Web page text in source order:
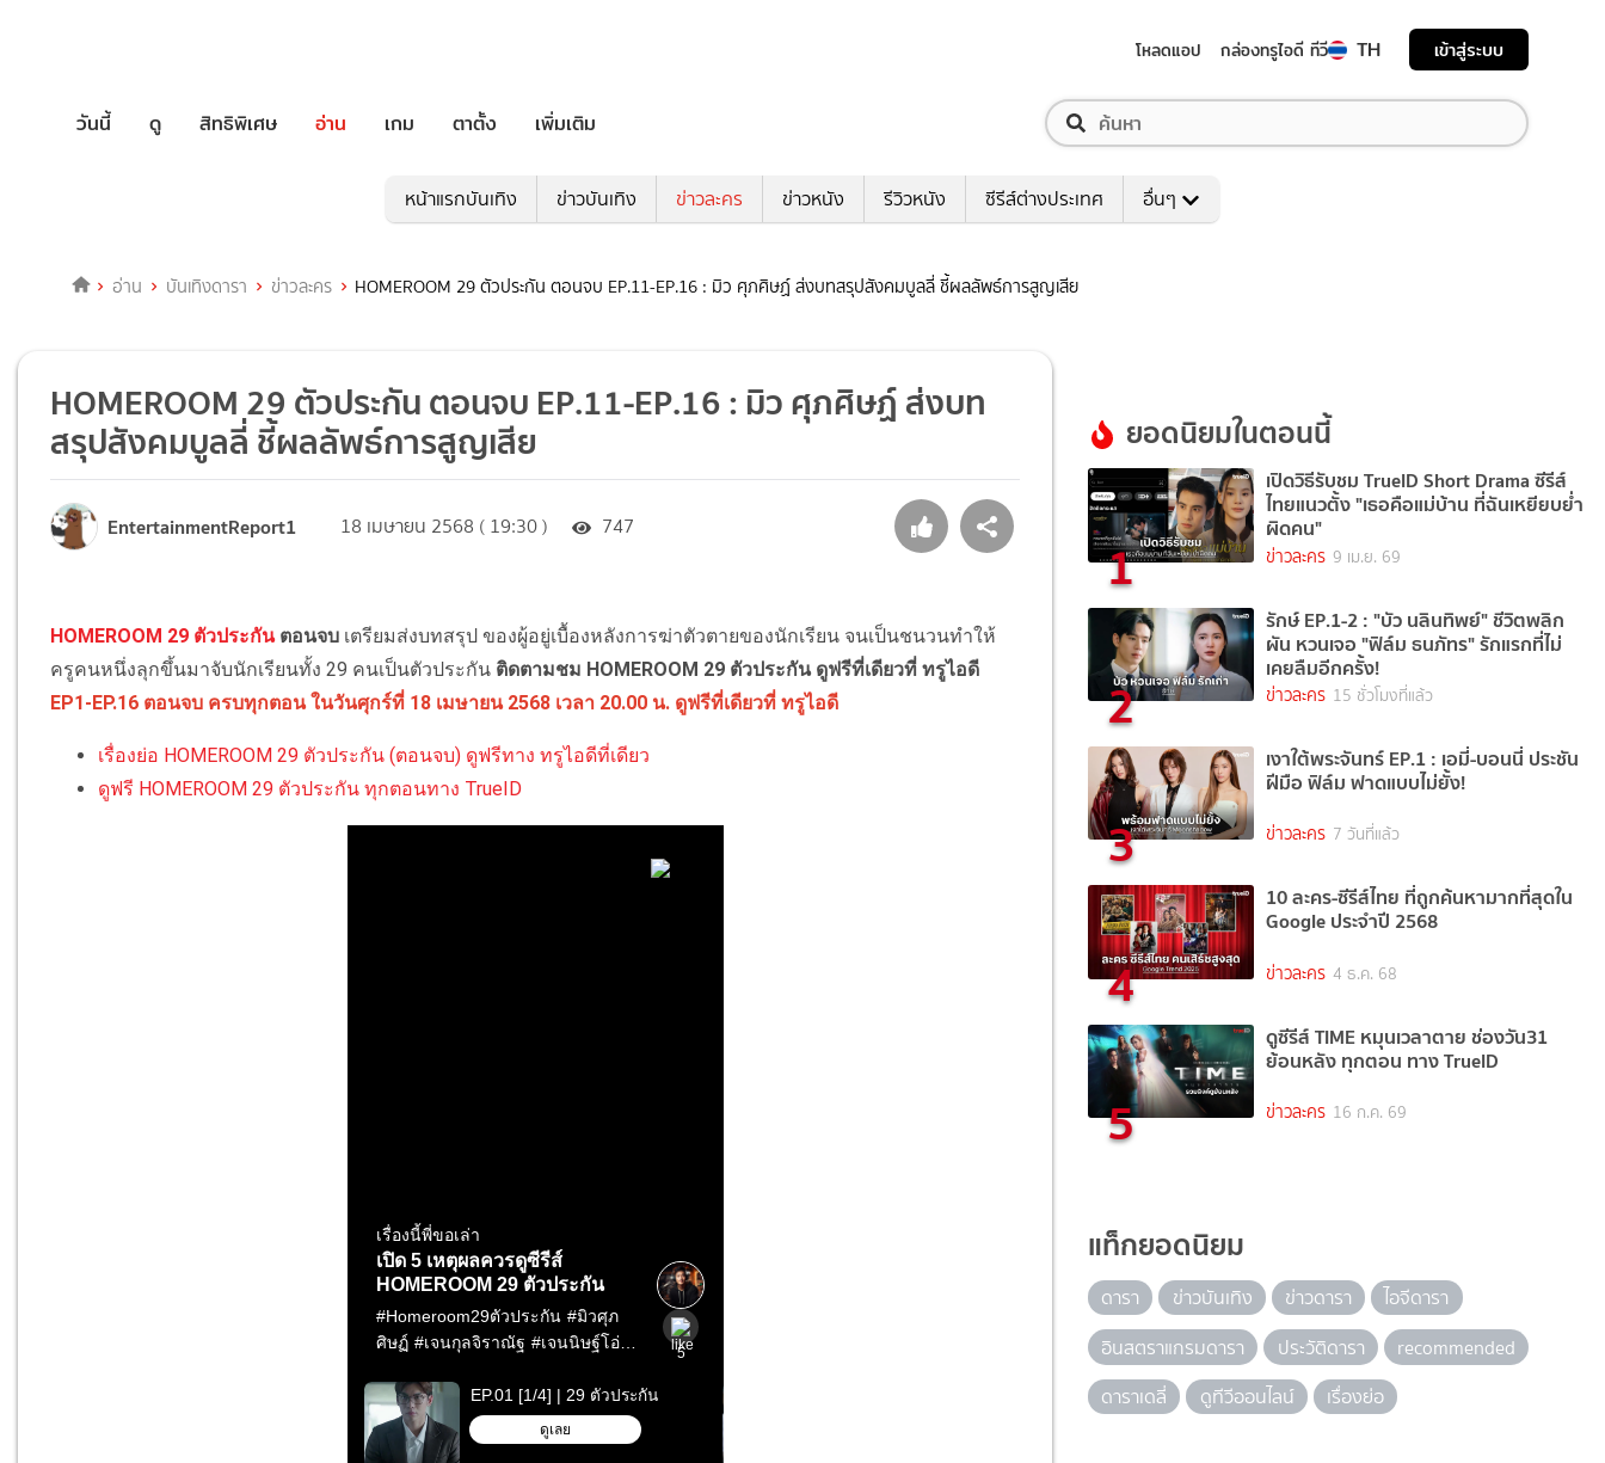
โหลดแอป กล่องทรูไอดี ทีวี TH เข้าสู่ระบบ
วันนี้ ดู สิทธิพิเศษ อ่าน เกม ตาตั้ง เพิ่มเติม
หน้าแรกบันเทิง ข่าวบันเทิง ข่าวละคร ข่าวหนัง รีวิวหนัง ซีรีส์ต่างประเทศ อื่นๆ
อ่าน บันเทิงดารา ข่าวละคร HOMEROOM 29 ตัวประกัน ตอนจบ EP.11-EP.16 : มิว ศุภศิษฏ์ ส่งบทสรุปสังคมบูลลี่ ชี้ผลลัพธ์การสูญเสีย
HOMEROOM 29 ตัวประกัน ตอนจบ EP.11-EP.16 : มิว ศุภศิษฏ์ ส่งบท
สรุปสังคมบูลลี่ ชี้ผลลัพธ์การสูญเสีย
EntertainmentReport1 18 เมษายน 2568 ( 19:30 ) 747
HOMEROOM 29 ตัวประกัน ตอนจบ เตรียมส่งบทสรุป ของผู้อยู่เบื้องหลังการฆ่าตัวตายของนักเรียน จนเป็นชนวนทำให้
ครูคนหนึ่งลุกขึ้นมาจับนักเรียนทั้ง 29 คนเป็นตัวประกัน ติดตามชม HOMEROOM 29 ตัวประกัน ดูฟรีที่เดียวที่ ทรูไอดี
EP1-EP.16 ตอนจบ ครบทุกตอน ในวันศุกร์ที่ 18 เมษายน 2568 เวลา 20.00 น. ดูฟรีที่เดียวที่ ทรูไอดี
เรื่องย่อ HOMEROOM 29 ตัวประกัน (ตอนจบ) ดูฟรีทาง ทรูไอดีที่เดียว
ดูฟรี HOMEROOM 29 ตัวประกัน ทุกตอนทาง TrueID
ยอดนิยมในตอนนี้
1
เปิดวิธีรับชม TrueID Short Drama ซีรีส์
ไทยแนวตั้ง "เธอคือแม่บ้าน ที่ฉันเหยียบย่ำ
ผิดคน"
ข่าวละคร 9 เม.ย. 69
2
รักษ์ EP.1-2 : "บัว นลินทิพย์" ชีวิตพลิก
ผัน หวนเจอ "ฟิล์ม ธนภัทร" รักแรกที่ไม่
เคยลืมอีกครั้ง!
ข่าวละคร 15 ชั่วโมงที่แล้ว
3
เงาใต้พระจันทร์ EP.1 : เอมี่-บอนนี่ ประชัน
ฝีมือ ฟิล์ม ฟาดแบบไม่ยั้ง!
ข่าวละคร 7 วันที่แล้ว
4
10 ละคร-ซีรีส์ไทย ที่ถูกค้นหามากที่สุดใน
Google ประจำปี 2568
ข่าวละคร 4 ธ.ค. 68
5
ดูซีรีส์ TIME หมุนเวลาตาย ช่องวัน31
ย้อนหลัง ทุกตอน ทาง TrueID
ข่าวละคร 16 ก.ค. 69
แท็กยอดนิยม
ดารา ข่าวบันเทิง ข่าวดารา
ไอจีดารา
อินสตราแกรมดารา
ประวัติดารา
recommended
ดาราเดลี่
ดูทีวีออนไลน์ เรื่องย่อ